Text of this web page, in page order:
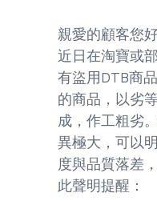
親愛的顧客您好
近日在淘寶或
有盜用DTB商
的商品，以劣
成，作工粗劣
異極大，可以
度與品質落差
此聲明提醒：